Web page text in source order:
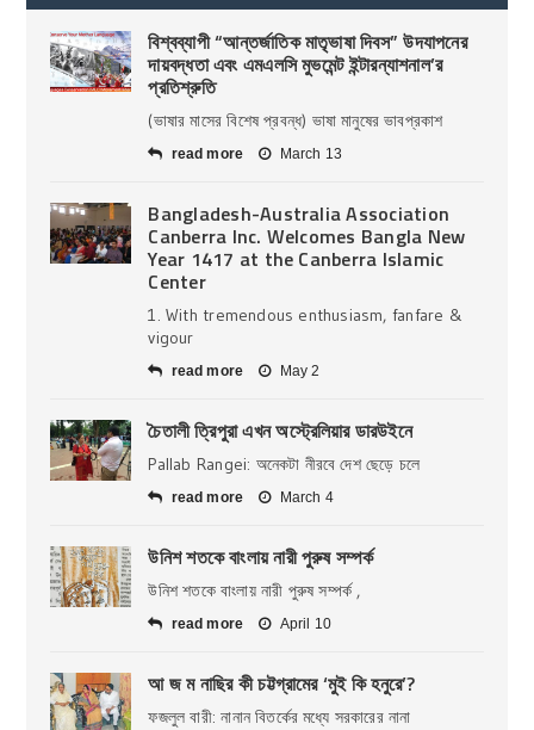
বিশ্বব্যাপী “আন্তর্জাতিক মাতৃভাষা দিবস” উদযাপনের
দায়বদ্ধতা এবং এমএলসি মুভমেন্ট ইন্টারন্যাশনাল’র
প্রতিশ্রুতি
(ভাষার মাসের বিশেষ প্রবন্ধ) ভাষা মানুষের ভাবপ্রকাশ
read more March 13
Bangladesh-Australia Association
Canberra Inc. Welcomes Bangla New
Year 1417 at the Canberra Islamic
Center
1. With tremendous enthusiasm, fanfare &
vigour
read more May 2
চৈতালী ত্রিপুরা এখন অস্ট্রেলিয়ার ডারউইনে
Pallab Rangei: অনেকটা নীরবে দেশ ছেড়ে চলে
read more March 4
উনিশ শতকে বাংলায় নারী পুরুষ সম্পর্ক
উনিশ শতকে বাংলায় নারী পুরুষ সম্পর্ক ,
read more April 10
আ জ ম নাছির কী চট্টগ্রামের ‘মুই কি হনুরে’?
ফজলুল বারী: নানান বিতর্কের মধ্যে সরকারের নানা